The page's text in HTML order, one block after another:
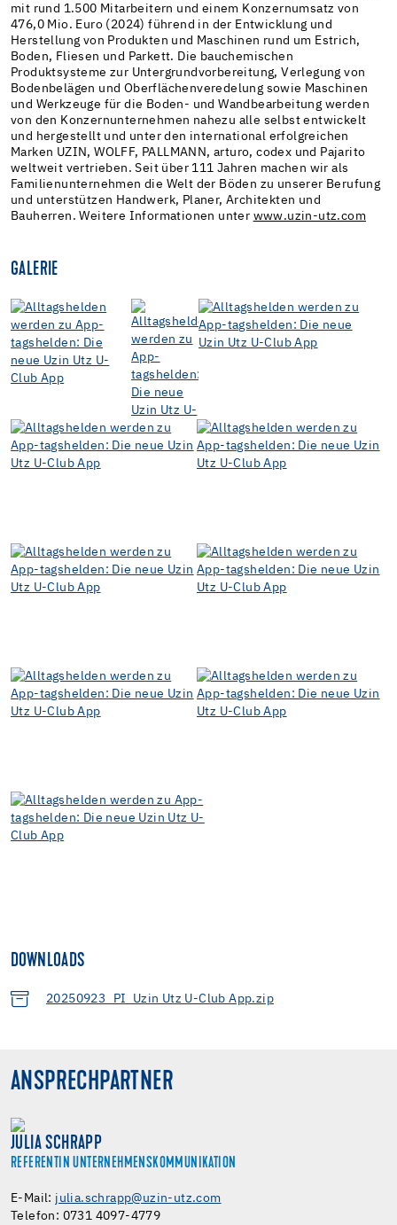
mit rund 1.500 Mitarbeitern und einem Konzernumsatz von
476,0 Mio. Euro (2024) führend in der Entwicklung und
Herstellung von Produkten und Maschinen rund um Estrich,
Boden, Fliesen und Parkett. Die bauchemischen
Produktsysteme zur Untergrundvorbereitung, Verlegung von
Bodenbelägen und Oberflächenveredelung sowie Maschinen
und Werkzeuge für die Boden- und Wandbearbeitung werden
von den Konzernunternehmen nahezu alle selbst entwickelt
und hergestellt und unter den international erfolgreichen
Marken UZIN, WOLFF, PALLMANN, arturo, codex und Pajarito
weltweit vertrieben. Seit über 111 Jahren machen wir als
Familienunternehmen die Welt der Böden zu unserer Berufung
und unterstützen Handwerk, Planer, Architekten und
Bauherren. Weitere Informationen unter www.uzin-utz.com
GALERIE
DOWNLOADS
20250923_PI_Uzin Utz U-Club App.zip
ANSPRECHPARTNER
JULIA SCHRAPP
REFERENTIN UNTERNEHMENSKOMMUNIKATION
E-Mail: julia.schrapp@uzin-utz.com
Telefon: 0731 4097-4779